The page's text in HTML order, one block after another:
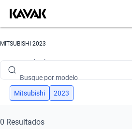
MITSUBISHI 2023
Busque por versão
Mitsubishi 2023
0 Resultados